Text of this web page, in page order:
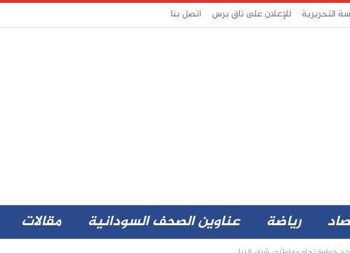
التحريرية للإعلان على تاق برس اتصل بنا
رياضة عناوين الصحف السودانية مقالات